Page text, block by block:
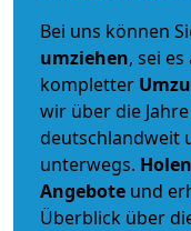
Bei uns können
umziehen, sei es
kompletter
wir über die
deutschlandweit
unterwegs.
Angebote und
Überblick über